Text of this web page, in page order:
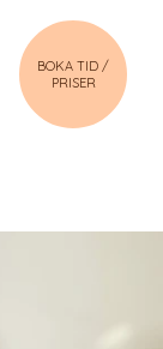
BOKA TID /
PRISER